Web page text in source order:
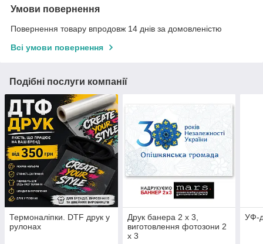
Умови повернення
Повернення товару впродовж 14 днів за домовленістю
Всі умови повернення
Подібні послуги компанії
Термоналіпки. DTF друк у
рулонах
Друк банера 2 х 3,
виготовлення фотозони 2
х 3
УФ-